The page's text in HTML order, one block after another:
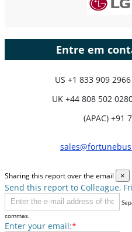
Entre em
US +1 833 909
UK +44 808 502
(APAC) +91
Sharing this report over the email ×
Send this report to Colleague,
commas.
Enter your email:*